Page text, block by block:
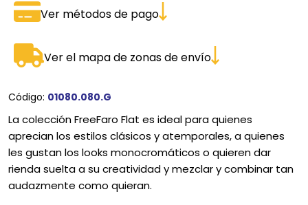
Ver métodos de pago
Ver el mapa de zonas de envío
Código: 01080.080.G
La colección FreeFaro Flat es ideal para quienes
aprecian los estilos clásicos y atemporales, a quienes
les gustan los looks monocromáticos o quieren dar
rienda suelta a su creatividad y mezclar y combinar tan
audazmente como quieran.